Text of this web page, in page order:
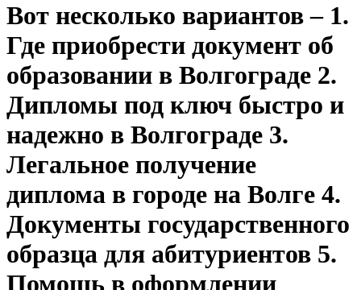
Вот несколько вариантов – 1.
Где приобрести документ об
образовании в Волгограде 2.
Дипломы под ключ быстро и
надежно в Волгограде 3.
Легальное получение
диплома в городе на Волге 4.
Документы государственного
образца для абитуриентов 5.
Помощь в оформлении